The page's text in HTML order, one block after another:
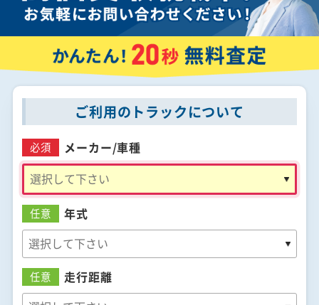
ご利用のトラックについて
必須 メーカー/車種
任意 年式
任意 走行距離